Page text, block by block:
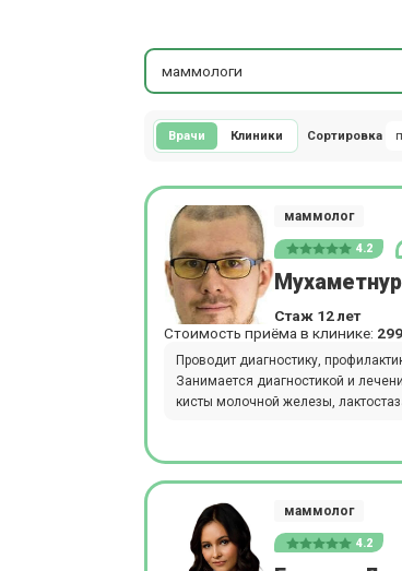
маммологи
Врачи Клиники Сортировка
маммолог
4.2
Стаж 12 лет
Стоимость приёма в клинике:
Проводит диагностику,
Занимается диагностикой и
кисты молочной железы,
маммолог
4.2